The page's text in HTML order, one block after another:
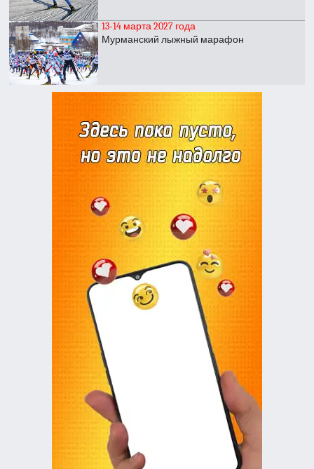
13-14 марта 2027 года
Мурманский лыжный марафон